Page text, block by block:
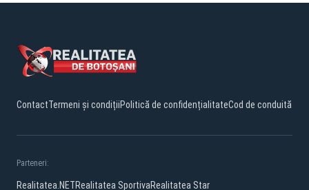
ContactTermeni și condițiiPolitică de confidențialitateCod de conduită
Parteneri:
Realitatea.NETRealitatea SportivaRealitatea Star